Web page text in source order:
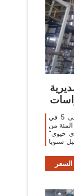
وتشكل المحمية والقرى المحيطة بها حوالى 5 في
لبنان، وتحتوي على 25 في المئة من
حيوي"
سنويا